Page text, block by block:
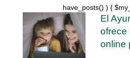
have_posts() ) {
El
ofrece
online